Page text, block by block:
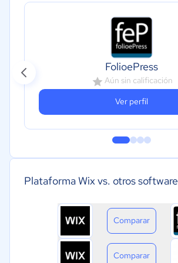
FolioePress
Aún sin calificación
Ver perfil
Plataforma Wix vs. otros software
Comparar
Comparar